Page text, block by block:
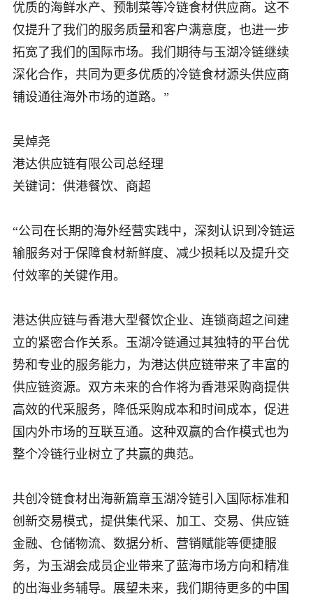
优质的海鲜水产、预制菜等冷链食材供应商。这不
仅提升了我们的服务质量和客户满意度，也进一步
拓宽了我们的国际市场。我们期待与玉湖冷链继续
深化合作，共同为更多优质的冷链食材源头供应商
铺设通往海外市场的道路。”
吴焯尧
港达供应链有限公司总经理
关键词：供港餐饮、商超
“公司在长期的海外经营实践中，深刻认识到冷链运
输服务对于保障食材新鲜度、减少损耗以及提升交
付效率的关键作用。
港达供应链与香港大型餐饮企业、连锁商超之间建
立的紧密合作关系。玉湖冷链通过其独特的平台优
势和专业的服务能力，为港达供应链带来了丰富的
供应链资源。双方未来的合作将为香港采购商提供
高效的代采服务，降低采购成本和时间成本，促进
国内外市场的互联互通。这种双赢的合作模式也为
整个冷链行业树立了共赢的典范。
共创冷链食材出海新篇章玉湖冷链引入国际标准和
创新交易模式，提供集代采、加工、交易、供应链
金融、仓储物流、数据分析、营销赋能等便捷服
务，为玉湖会成员企业带来了蓝海市场方向和精准
的出海业务辅导。展望未来，我们期待更多的中国